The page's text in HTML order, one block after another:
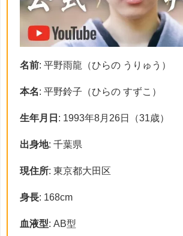
名前: 平野雨龍（ひらの うりゅう）
本名: 平野鈴子（ひらの すずこ）
生年月日 : 1993年8月26日（31歳）
出身地: 千葉県
現住所: 東京都大田区
身長: 168cm
血液型: AB型